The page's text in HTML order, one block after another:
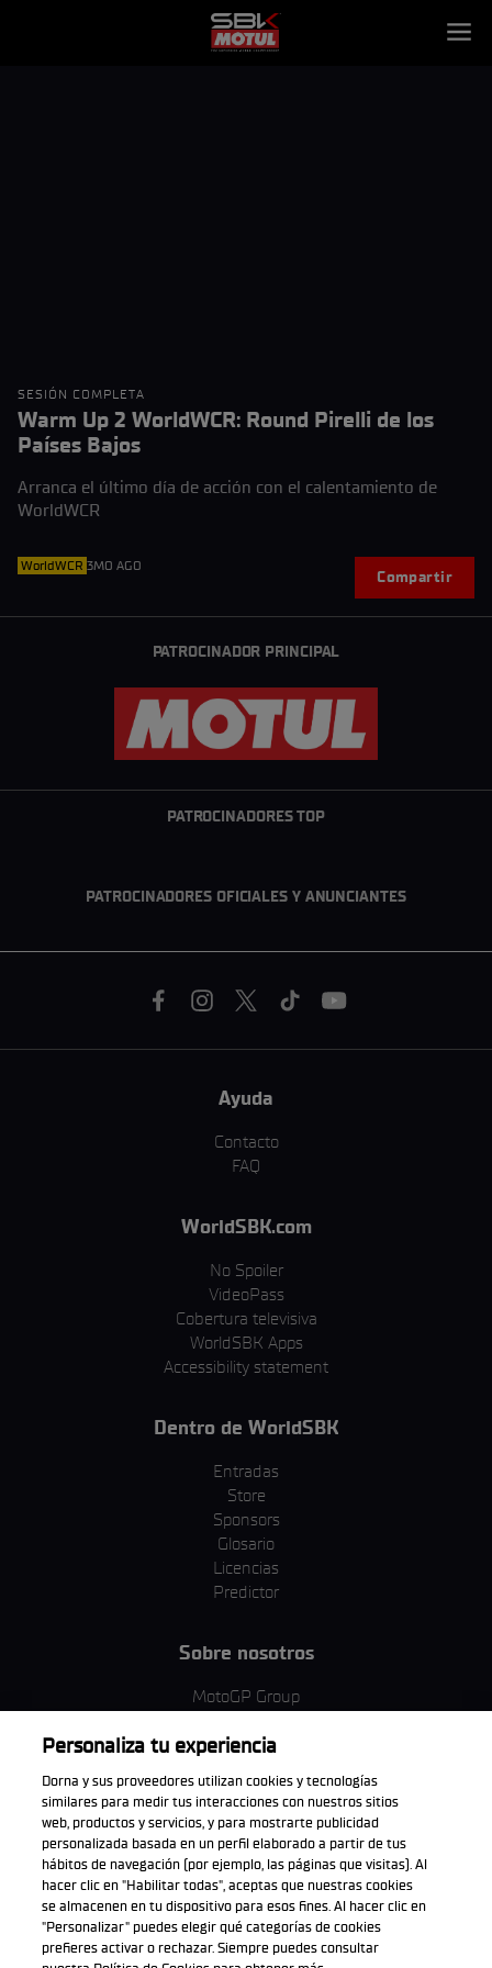
SESIÓN COMPLETA
Warm Up 2 WorldWCR: Round Pirelli de los
Países Bajos
Arranca el último día de acción con el calentamiento de
WorldWCR
WorldWCR 3MO AGO
Compartir
PATROCINADOR PRINCIPAL
PATROCINADORES TOP
PATROCINADORES OFICIALES Y ANUNCIANTES
Ayuda
Contacto
FAQ
WorldSBK.com
No Spoiler
VideoPass
Cobertura televisiva
WorldSBK Apps
Accessibility statement
Dentro de WorldSBK
Entradas
Store
Sponsors
Glosario
Licencias
Predictor
Sobre nosotros
MotoGP Group
Términos y condiciones
Política de privacidad
Política de compra
Descarga la aplicación oficial
Personaliza tu experiencia
Dorna y sus proveedores utilizan cookies y tecnologías
similares para medir tus interacciones con nuestros sitios
web, productos y servicios, y para mostrarte publicidad
personalizada basada en un perfil elaborado a partir de tus
hábitos de navegación (por ejemplo, las páginas que visitas). Al
hacer clic en "Habilitar todas", aceptas que nuestras cookies
se almacenen en tu dispositivo para esos fines. Al hacer clic en
"Personalizar" puedes elegir qué categorías de cookies
prefieres activar o rechazar. Siempre puedes consultar